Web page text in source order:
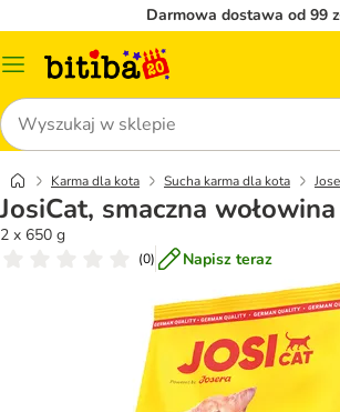
Darmowa dostawa od 99
Menu
Szukaj
Karma dla kota Sucha karma dla kota
JosiCat, smaczna wołowina
2 x 650 g
(0) Napisz teraz